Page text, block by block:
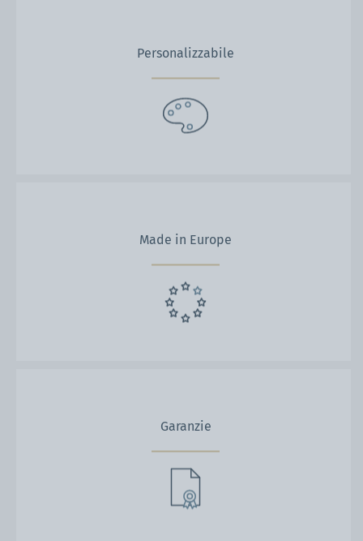
Personalizzabile
Made in Europe
Garanzie